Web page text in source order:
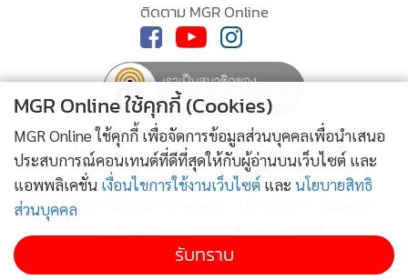
เกาะลอยน้ำซึ่งประดับประดาด้วยแสงสีหลากหลายของโคมไฟ
ร่วมสมัย ผสานเทคนิคแสง เงา และอินเตอร์แอคทีฟ ให้โคมไฟ
แต่ละกลุ่มเปรียบเสมือนเกาะลึกลับที่กระจายตัวอยู่ทั่วบริเวณ
โดยมีสิ่งมีชีวิตจากคัมภีร์ขุนเขาและท้องทะเลรอคอยให้ผู้ชมได้
เข้าไปสำรวจและค้นพบประสบการณ์ใหม่อันตระการตาและน่า
ประทับใจในรูปแบบ “Immersive Art” นับเป็นการนำเสนอภาพ
แห่งมิตรภาพอันงดงามระหว่างจีนกับไทยในรูปแบบที่ชวนตื่นตา
ตื่นใจ
เข้าชมได้ฟรี! ตั้งแต่วันนี้ ถึง 15 สิงหาคม 2568 เวลา 16.00 –
ติดตาม MGR Online
นโยบายความเป็นส่วนตัว
นโยบายการใช้คุกกี้
ข้อกำหนดและเงื่อนไขการใช้บริการ
นโยบายการใช้ข้อมูล Facebook
MGR Online ใช้คุกกี้ (Cookies)
MGR Online ใช้คุกกี้ เพื่อจัดการข้อมูลส่วนบุคคลเพื่อนำเสนอ
ประสบการณ์คอนเทนต์ที่ดีที่สุดให้กับผู้อ่านบนเว็บไซต์ และ
แอพพลิเคชั่น เงื่อนไขการใช้งานเว็บไซต์ และ นโยบายสิทธิ
ส่วนบุคคล
รับทราบ